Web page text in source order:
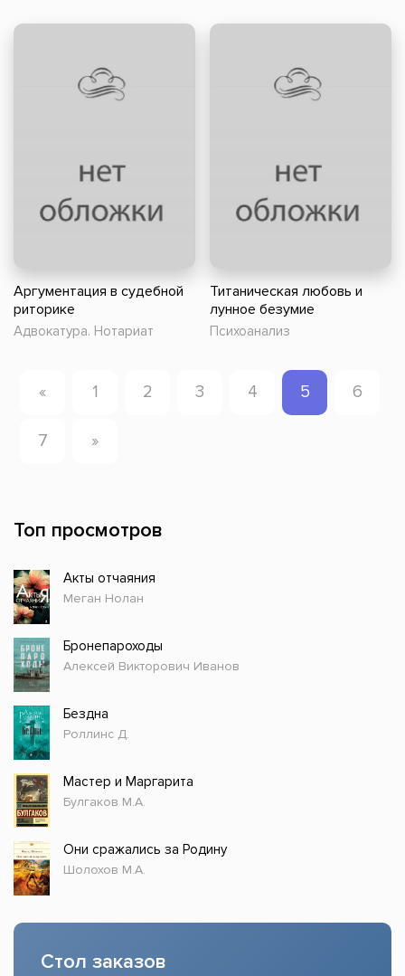
Аргументация в судебной
риторике
Адвокатура. Нотариат
Титаническая любовь и
лунное безумие
Психоанализ
« 1 2 3 4 5 6
7 »
Топ просмотров
Акты отчаяния
Меган Нолан
Бронепароходы
Алексей Викторович Иванов
Бездна
Роллинс Д.
Мастер и Маргарита
Булгаков М.А.
Они сражались за Родину
Шолохов М.А.
Стол заказов